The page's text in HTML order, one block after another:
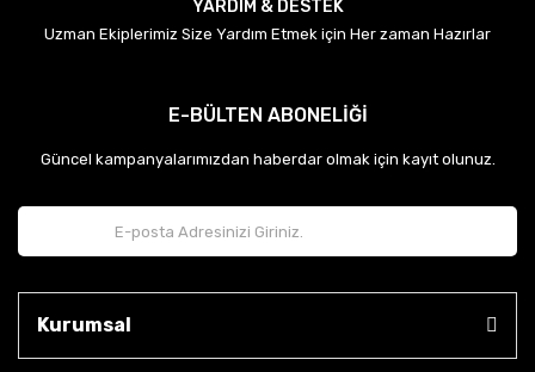
YARDIM & DESTEK
Uzman Ekiplerimiz Size Yardım Etmek için Her zaman Hazırlar
E-BÜLTEN ABONELİĞİ
Güncel kampanyalarımızdan haberdar olmak için kayıt olunuz.
Kurumsal